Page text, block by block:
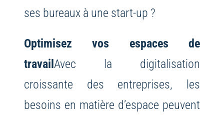
ses bureaux à une start-up ?
Optimisez vos espaces de
travailAvec la digitalisation
croissante des entreprises, les
besoins en matière d’espace peuvent